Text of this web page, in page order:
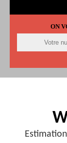
ON